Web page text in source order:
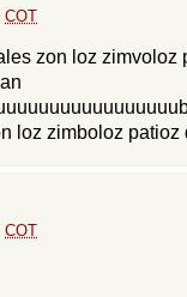
COT
zon loz zimvoloz
loz zimboloz patioz
COT